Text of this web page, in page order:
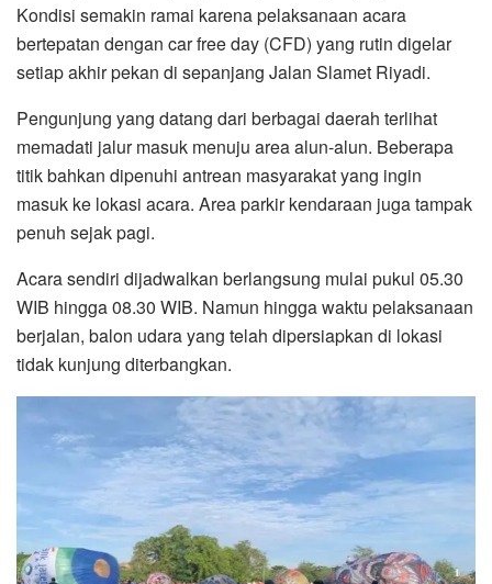
Kondisi semakin ramai karena pelaksanaan acara
bertepatan dengan car free day (CFD) yang rutin digelar
setiap akhir pekan di sepanjang Jalan Slamet Riyadi.
Pengunjung yang datang dari berbagai daerah terlihat
memadati jalur masuk menuju area alun-alun. Beberapa
titik bahkan dipenuhi antrean masyarakat yang ingin
masuk ke lokasi acara. Area parkir kendaraan juga tampak
penuh sejak pagi.
Acara sendiri dijadwalkan berlangsung mulai pukul 05.30
WIB hingga 08.30 WIB. Namun hingga waktu pelaksanaan
berjalan, balon udara yang telah dipersiapkan di lokasi
tidak kunjung diterbangkan.